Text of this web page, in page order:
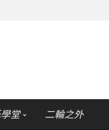
堂 二輪之外